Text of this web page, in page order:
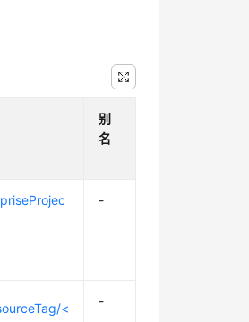
别
名
-
<
-